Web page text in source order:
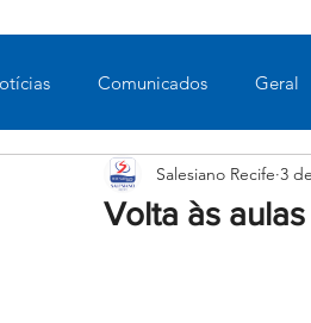
Comunicados Geral
Fundamental II Ensino Médio
Volta às
Salesiano Recife 3